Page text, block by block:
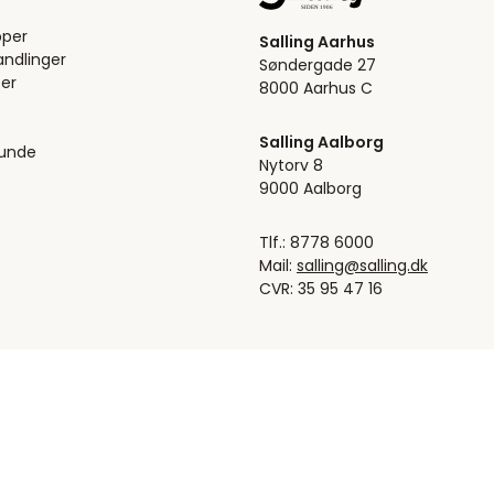
Salling Aarhus
Søndergade 27
8000 Aarhus C
Salling Aalborg
Nytorv 8
9000 Aalborg
Tlf.: 8778 6000
Mail: salling@salling.dk
CVR: 35 95 47 16